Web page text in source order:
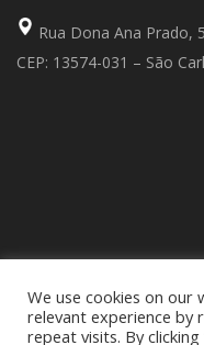
Rua Dona Ana Prado,
CEP: 13574-031 – São
We use cookies on
relevant experience by
repeat visits. By